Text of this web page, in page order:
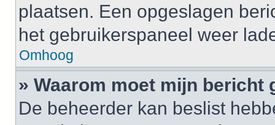
plaatsen. Een opgeslagen
het gebruikerspaneel weer
Omhoog
» Waarom moet mijn bericht
De beheerder kan beslist